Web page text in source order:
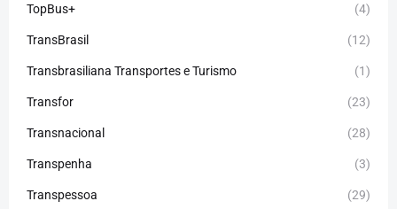
TopBus+ (4)
TransBrasil (12)
Transbrasiliana Transportes e Turismo (1)
Transfor (23)
Transnacional (28)
Transpenha (3)
Transpessoa (29)